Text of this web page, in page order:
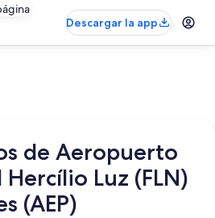
Descargar la app
de Aeropuerto
Luz (FLN)
(AEP)